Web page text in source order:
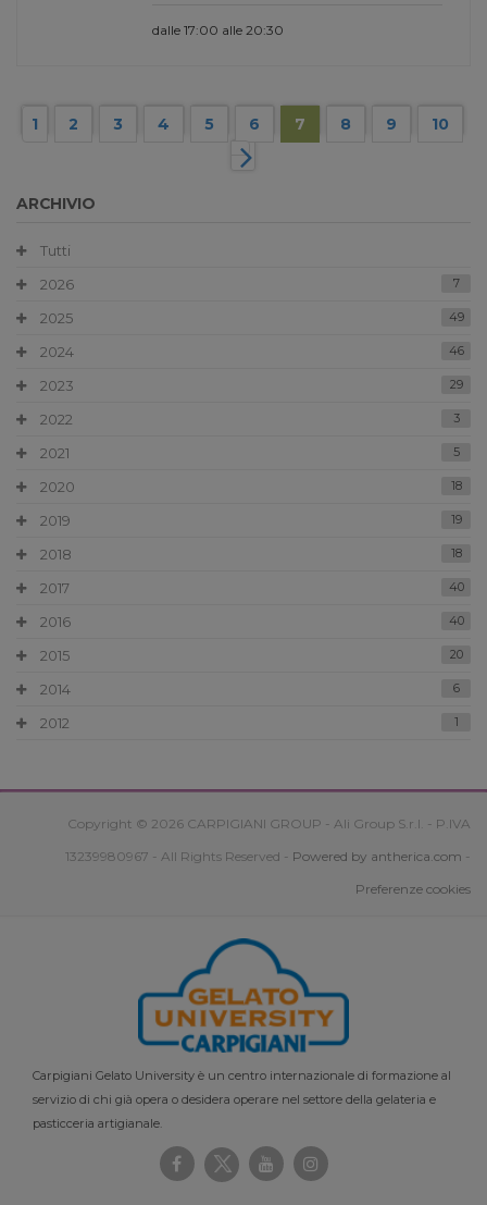
dalle 17:00 alle 20:30
1 2 3 4 5 6 7 8 9 10
ARCHIVIO
Tutti
2026
7
2025 49
2024 46
2023 29
2022 3
2021 5
2020 18
2019 19
2018 18
2017 40
2016 40
2015 20
2014 6
2012 1
Copyright © 2026 CARPIGIANI GROUP - Ali Group S.r.l. - P.IVA
13239980967 - All Rights Reserved - Powered by antherica.com -
Preferenze cookies
Carpigiani Gelato University è un centro internazionale di formazione al
servizio di chi già opera o desidera operare nel settore della gelateria e
pasticceria artigianale.